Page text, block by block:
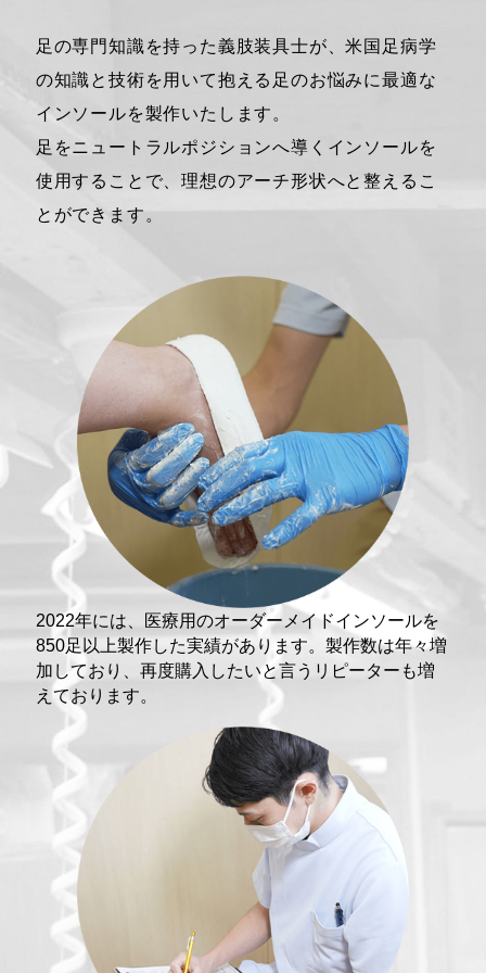
の予防・改善に繋がります。
足の専門知識を持った義肢装具士が、米国足病学
の知識と技術を用いて抱える足のお悩みに最適な
インソールを製作いたします。
足をニュートラルポジションへ導くインソールを
使用することで、理想のアーチ形状へと整えるこ
とができます。
2022年には、医療用のオーダーメイドインソールを
850足以上製作した実績があります。製作数は年々増
加しており、再度購入したいと言うリピーターも増
えております。